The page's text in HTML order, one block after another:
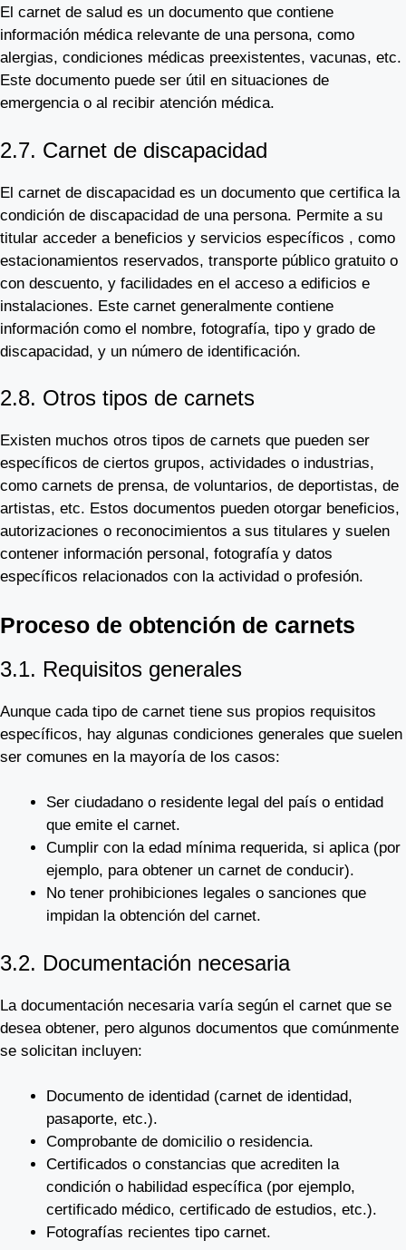
El carnet de salud es un documento que contiene
información médica relevante de una persona, como
alergias, condiciones médicas preexistentes, vacunas, etc.
Este documento puede ser útil en situaciones de
emergencia o al recibir atención médica.
2.7. Carnet de discapacidad
El carnet de discapacidad es un documento que certifica la
condición de discapacidad de una persona. Permite a su
titular acceder a beneficios y servicios específicos , como
estacionamientos reservados, transporte público gratuito o
con descuento, y facilidades en el acceso a edificios e
instalaciones. Este carnet generalmente contiene
información como el nombre, fotografía, tipo y grado de
discapacidad, y un número de identificación.
2.8. Otros tipos de carnets
Existen muchos otros tipos de carnets que pueden ser
específicos de ciertos grupos, actividades o industrias,
como carnets de prensa, de voluntarios, de deportistas, de
artistas, etc. Estos documentos pueden otorgar beneficios,
autorizaciones o reconocimientos a sus titulares y suelen
contener información personal, fotografía y datos
específicos relacionados con la actividad o profesión.
Proceso de obtención de carnets
3.1. Requisitos generales
Aunque cada tipo de carnet tiene sus propios requisitos
específicos, hay algunas condiciones generales que suelen
ser comunes en la mayoría de los casos:
Ser ciudadano o residente legal del país o entidad
que emite el carnet.
Cumplir con la edad mínima requerida, si aplica (por
ejemplo, para obtener un carnet de conducir).
No tener prohibiciones legales o sanciones que
impidan la obtención del carnet.
3.2. Documentación necesaria
La documentación necesaria varía según el carnet que se
desea obtener, pero algunos documentos que comúnmente
se solicitan incluyen:
Documento de identidad (carnet de identidad,
pasaporte, etc.).
Comprobante de domicilio o residencia.
Certificados o constancias que acrediten la
condición o habilidad específica (por ejemplo,
certificado médico, certificado de estudios, etc.).
Fotografías recientes tipo carnet.